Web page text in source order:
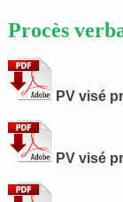
Procès
PV visé
PV visé